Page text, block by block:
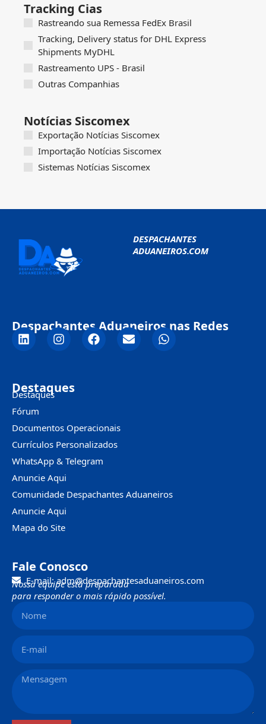
Tracking Cias
Rastreando sua Remessa FedEx Brasil
Tracking, Delivery status for DHL Express
Shipments MyDHL
Rastreamento UPS - Brasil
Outras Companhias
Notícias Siscomex
Exportação Notícias Siscomex
Importação Notícias Siscomex
Sistemas Notícias Siscomex
DESPACHANTES
ADUANEIROS.COM
Despachantes Aduaneiros nas Redes
Destaques
Destaques
Fórum
Documentos Operacionais
Currículos Personalizados
WhatsApp & Telegram
Anuncie Aqui
Comunidade Despachantes Aduaneiros
Anuncie Aqui
Mapa do Site
Fale Conosco
E-mail: adm@despachantesaduaneiros.com
Nossa equipe está preparada
para responder o mais rápido possível.